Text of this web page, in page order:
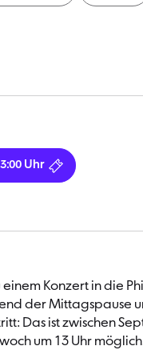
Uhr
einem Konzert in die
der Mittagspause
Das ist zwischen
um 13 Uhr